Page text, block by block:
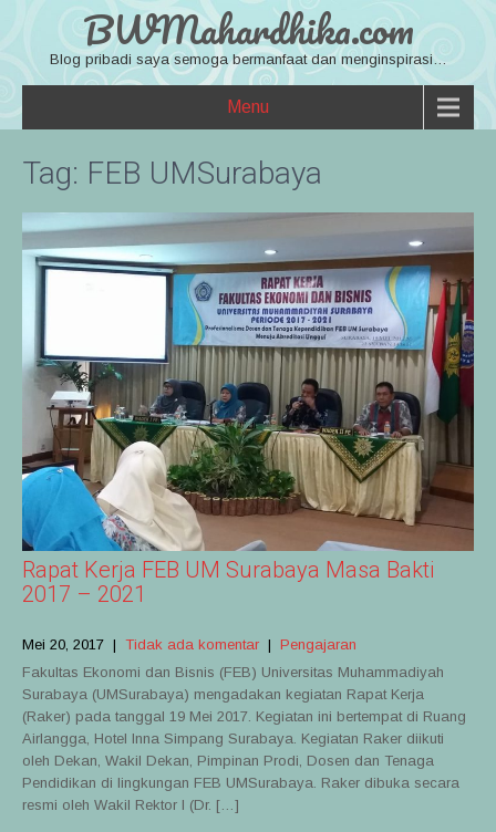
BWMahardhika.com
Blog pribadi saya semoga bermanfaat dan menginspirasi…
Menu
Tag: FEB UMSurabaya
Rapat Kerja FEB UM Surabaya Masa Bakti
2017 – 2021
Mei 20, 2017 | Tidak ada komentar | Pengajaran
Fakultas Ekonomi dan Bisnis (FEB) Universitas Muhammadiyah
Surabaya (UMSurabaya) mengadakan kegiatan Rapat Kerja
(Raker) pada tanggal 19 Mei 2017. Kegiatan ini bertempat di Ruang
Airlangga, Hotel Inna Simpang Surabaya. Kegiatan Raker diikuti
oleh Dekan, Wakil Dekan, Pimpinan Prodi, Dosen dan Tenaga
Pendidikan di lingkungan FEB UMSurabaya. Raker dibuka secara
resmi oleh Wakil Rektor I (Dr. […]